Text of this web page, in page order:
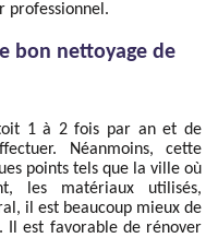
professionnel.
bon nettoyage de
1 à 2 fois par an et de
Néanmoins, cette
points tels que la ville où
les matériaux utilisés,
il est beaucoup mieux de
Il est favorable de rénover